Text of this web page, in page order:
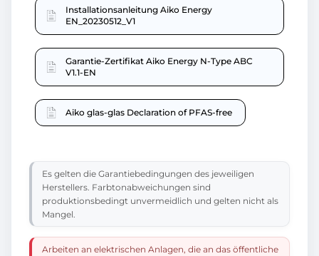
Installationsanleitung Aiko Energy
EN_20230512_V1
Garantie-Zertifikat Aiko Energy N-Type ABC
V1.1-EN
Aiko glas-glas Declaration of PFAS-free
Es gelten die Garantiebedingungen des jeweiligen
Herstellers. Farbtonabweichungen sind
produktionsbedingt unvermeidlich und gelten nicht als
Mangel.
Arbeiten an elektrischen Anlagen, die an das öffentliche